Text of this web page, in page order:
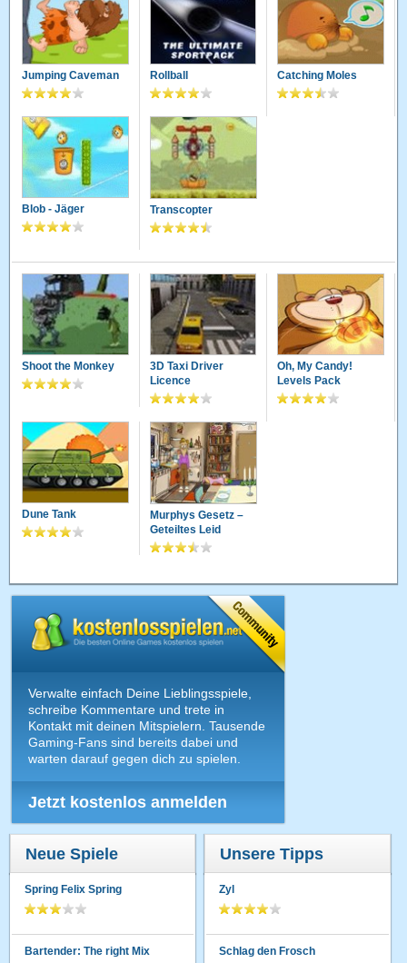
Jumping Caveman Rollball Catching Moles
Blob - Jäger Transcopter
Shoot the Monkey
3D Taxi Driver
Licence
Oh, My Candy!
Levels Pack
Dune Tank
Murphys Gesetz –
Geteiltes Leid
Verwalte einfach Deine Lieblingsspiele,
schreibe Kommentare und trete in
Kontakt mit deinen Mitspielern. Tausende
Gaming-Fans sind bereits dabei und
warten darauf gegen dich zu spielen.
Jetzt kostenlos anmelden
Neue Spiele
Spring Felix Spring
Bartender: The right Mix
Unsere Tipps
Zyl
Schlag den Frosch